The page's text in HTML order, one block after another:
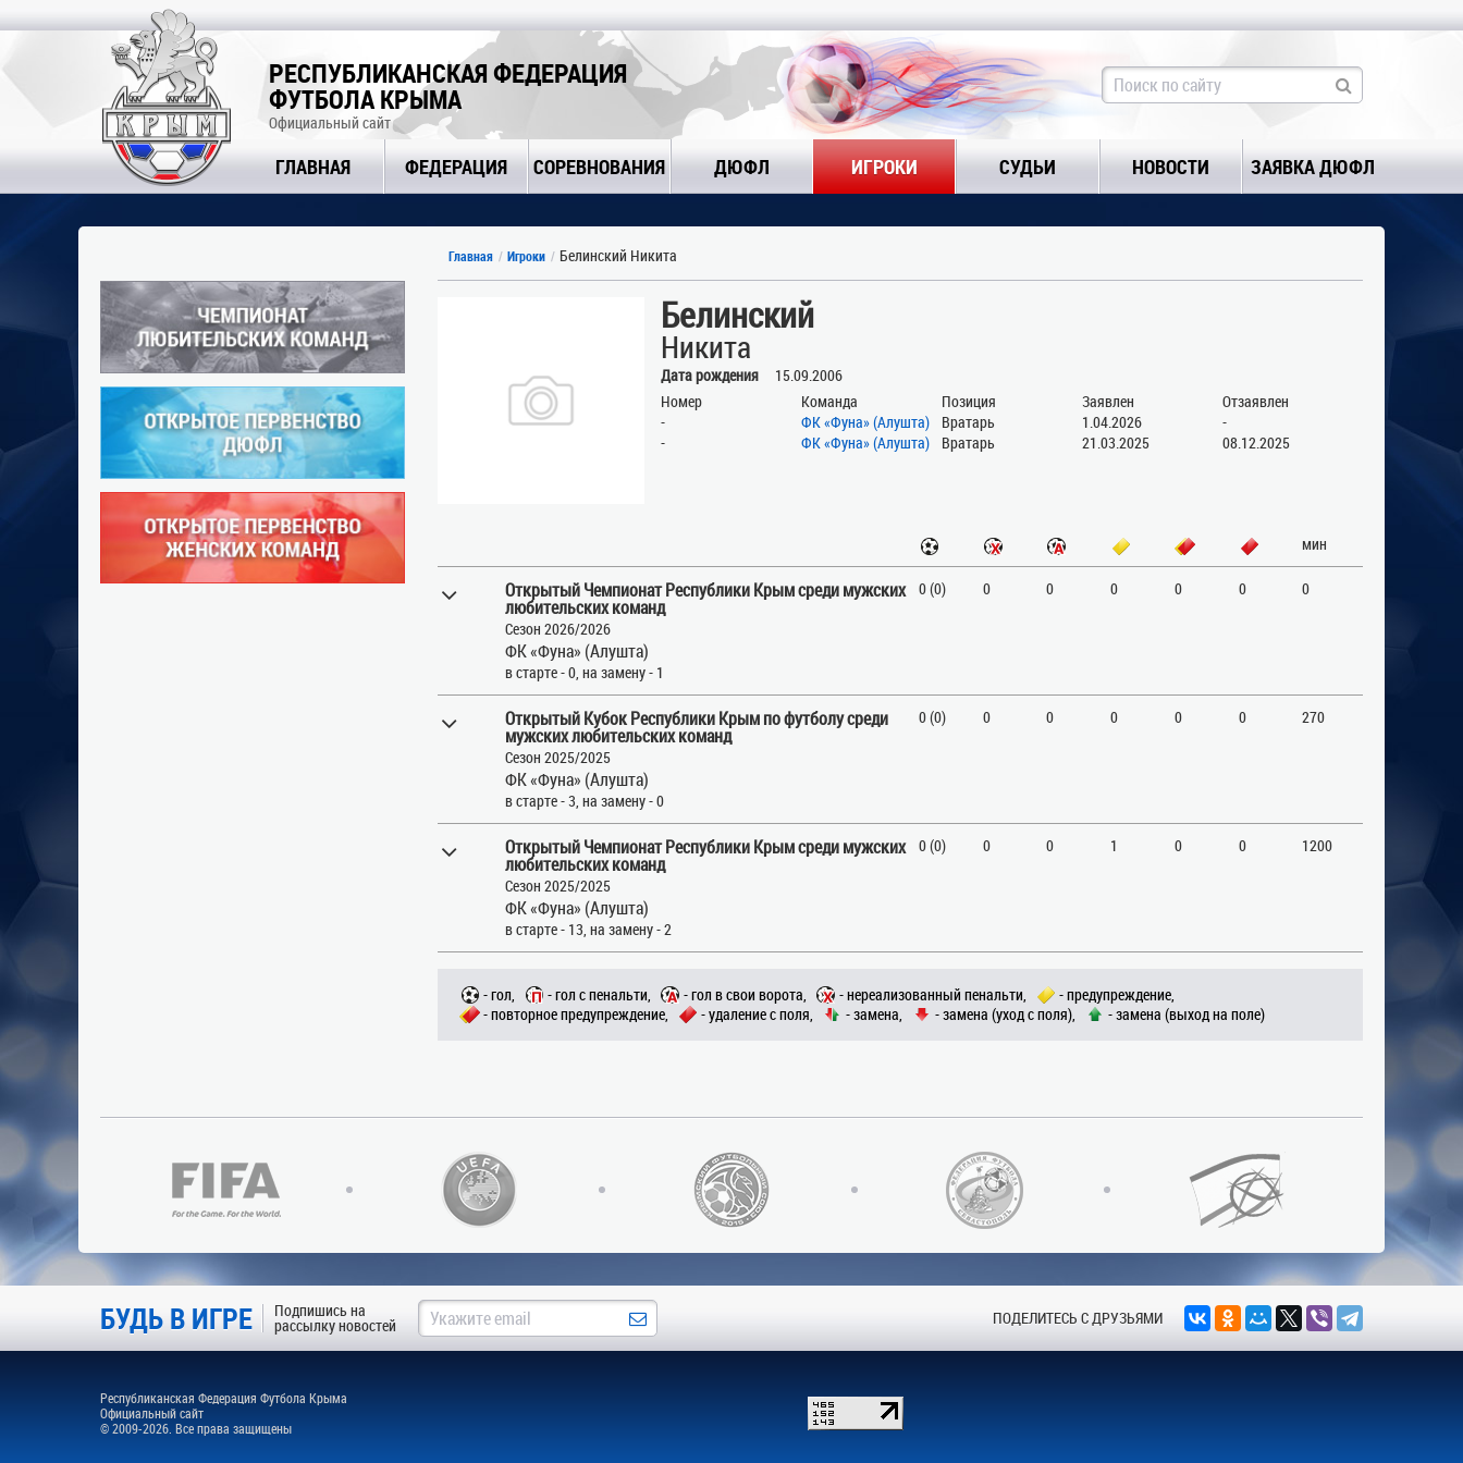
РЕСПУБЛИКАНСКАЯ ФЕДЕРАЦИЯ
ФУТБОЛА КРЫМА
Официальный сайт
ГЛАВНАЯ ФЕДЕРАЦИЯ СОРЕВНОВАНИЯ ДЮФЛ ИГРОКИ СУДЬИ НОВОСТИ ЗАЯВКА ДЮФЛ
Главная Игроки Белинский Никита
Белинский
Никита
Дата рождения
15.09.2006
Номер
Команда Позиция Заявлен
Отзаявлен
-
ФК «Фуна» (Алушта) Вратарь 1.04.2026
-
-
ФК «Фуна» (Алушта) Вратарь 21.03.2025 08.12.2025
мин
Открытый Чемпионат Республики Крым среди мужских
любительских команд
Сезон 2026/2026
ФК «Фуна» (Алушта)
в старте - 0, на замену - 1
0 (0) 0 0 0 0 0 0
Открытый Кубок Республики Крым по футболу среди
мужских любительских команд
Сезон 2025/2025
ФК «Фуна» (Алушта)
в старте - 3, на замену - 0
0 (0) 0 0 0 0 0 270
Открытый Чемпионат Республики Крым среди мужских
любительских команд
Сезон 2025/2025
ФК «Фуна» (Алушта)
в старте - 13, на замену - 2
0 (0) 0 0 1 0 0 1200
- гол, - гол с пенальти, - гол в свои ворота, - нереализованный пенальти,
- предупреждение,
- повторное предупреждение,
- удаление с поля, - замена, - замена (уход с поля), - замена (выход на поле)
БУДЬ В ИГРЕ Подпишись на
рассылку новостей ПОДЕЛИТЕСЬ С ДРУЗЬЯМИ
Республиканская Федерация Футбола Крыма
Официальный сайт
© 2009-2026. Все права защищены